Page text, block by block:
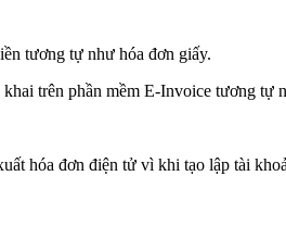
tương tự như hóa đơn giấy.
trên phần mềm E-Invoice tương
hóa đơn điện tử vì khi tạo lập tài